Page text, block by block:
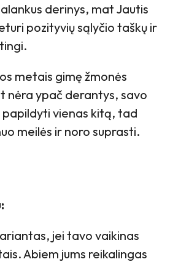
derinys, mat Jautis
pozityvių sąlyčio taškų ir
metais gimę žmonės
nėra ypač derantys, savo
papildyti vienas kitą, tad
meilės ir noro suprasti.
jei tavo vaikinas
Abiem jums reikalingas